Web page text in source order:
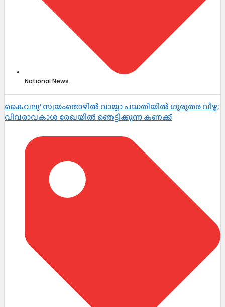
National News
കൈവല്യ’ സ്വയംതൊഴിൽ വായ്പാ പദ്ധതിയിൽ ഗുരുതര വീഴ്ച;
വിവരാവകാശ രേഖയിൽ ഞെട്ടിക്കുന്ന കണക്ക്